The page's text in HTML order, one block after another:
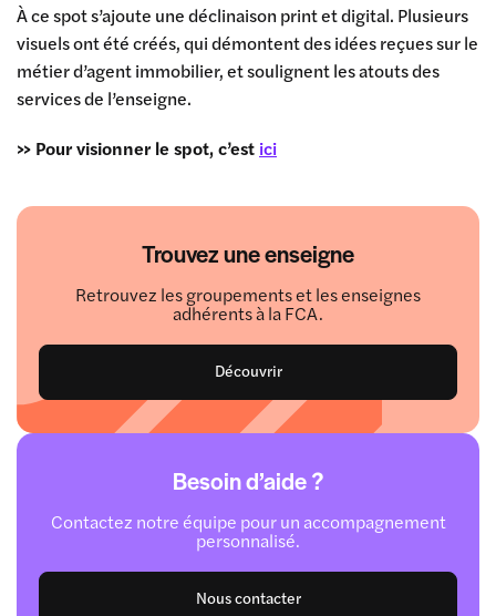
Trouvez une enseigne
Retrouvez les groupements et les enseignes
adhérents à la FCA.
Découvrir
Besoin d’aide ?
Contactez notre équipe pour un accompagnement
personnalisé.
Nous contacter
À ce spot s’ajoute une déclinaison print et digital. Plusieurs
visuels ont été créés, qui démontent des idées reçues sur le
métier d’agent immobilier, et soulignent les atouts des
services de l’enseigne.
>> Pour visionner le spot, c’est ici